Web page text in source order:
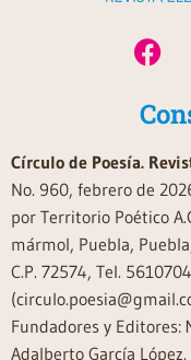
Círculo de Poesía.
No. 960, febrero de
por Territorio Poético
mármol, Puebla,
C.P. 72574, Tel.
Fundadores y Editores:
Adalberto García